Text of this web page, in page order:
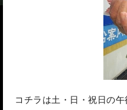
コチラは土・日・祝日の